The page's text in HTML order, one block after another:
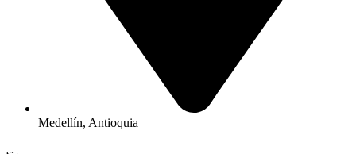
Medellín, Antioquia